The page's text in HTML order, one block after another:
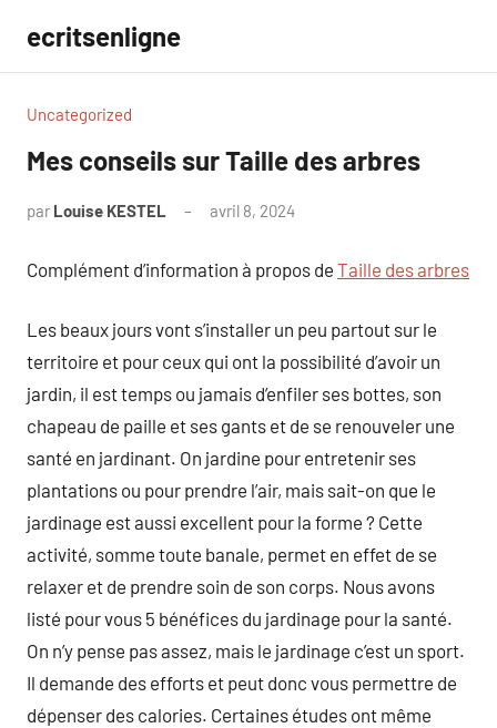
contenu
ecritsenligne
Uncategorized
Mes conseils sur Taille des arbres
par Louise KESTEL avril 8, 2024
Complément d’information à propos de Taille des arbres
Les beaux jours vont s’installer un peu partout sur le
territoire et pour ceux qui ont la possibilité d’avoir un
jardin, il est temps ou jamais d’enfiler ses bottes, son
chapeau de paille et ses gants et de se renouveler une
santé en jardinant. On jardine pour entretenir ses
plantations ou pour prendre l’air, mais sait-on que le
jardinage est aussi excellent pour la forme ? Cette
activité, somme toute banale, permet en effet de se
relaxer et de prendre soin de son corps. Nous avons
listé pour vous 5 bénéfices du jardinage pour la santé.
On n’y pense pas assez, mais le jardinage c’est un sport.
Il demande des efforts et peut donc vous permettre de
dépenser des calories. Certaines études ont même